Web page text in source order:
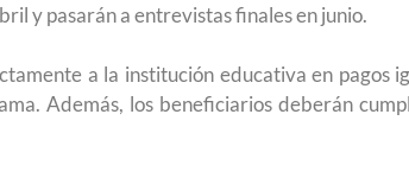
y pasarán a entrevistas finales en junio.
a la institución educativa en pagos
Además, los beneficiarios deberán